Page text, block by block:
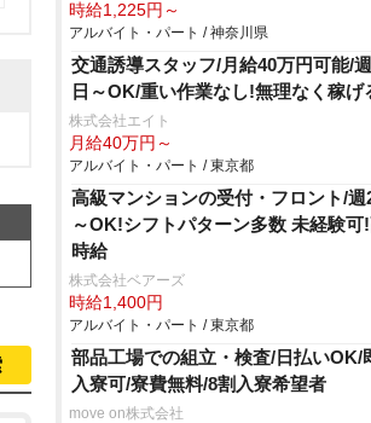
時給1,225円～
アルバイト・パート / 神奈川県
交通誘導スタッフ/月給40万円可能/
日～OK/重い作業なし!無理なく稼げ
株式会社エイト
月給40万円～
アルバイト・パート / 東京都
高級マンションの受付・フロント/週
～OK!シフトパターン多数 未経験可
時給
株式会社ベアーズ
時給1,400円
アルバイト・パート / 東京都
部品工場での組立・検査/日払いOK/
入寮可/寮費無料/8割入寮希望者
move on株式会社